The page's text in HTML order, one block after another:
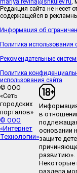
mariya.revina@shkulev.ru,
Редакция сайта не несет
содержащейся в
Информация об
Политика использования
Рекомендательные
Политика
использования сайта
© ООО
«Сеть
городских
порталов»
© ООО
«Интернет
Технологии»
в
основании
защите
развитию».
Некоторые
раздела